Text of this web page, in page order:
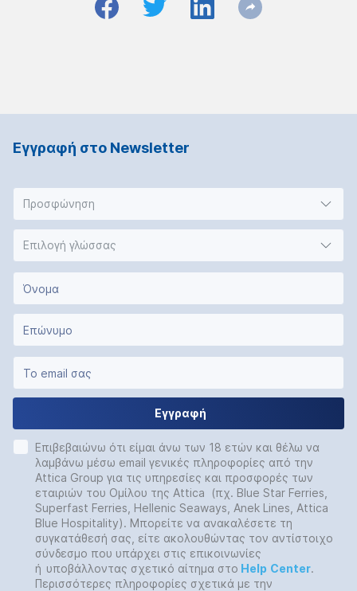
Εγγραφή στο Νewsletter
Προσφώνηση
Επιλογή γλώσσας
Εγγραφή
Επιβεβαιώνω ότι είμαι άνω των 18 ετών και θέλω να
λαμβάνω μέσω email γενικές πληροφορίες από την
Attica Group για τις υπηρεσίες και προσφορές των
εταιριών του Ομίλου της Attica (πχ. Blue Star Ferries,
Superfast Ferries, Hellenic Seaways, Anek Lines, Attica
Blue Hospitality). Μπορείτε να ανακαλέσετε τη
συγκατάθεσή σας, είτε ακολουθώντας τον αντίστοιχο
σύνδεσμο που υπάρχει στις επικοινωνίες
ή υποβάλλοντας σχετικό αίτημα στο Help Center.
Περισσότερες πληροφορίες σχετικά με την